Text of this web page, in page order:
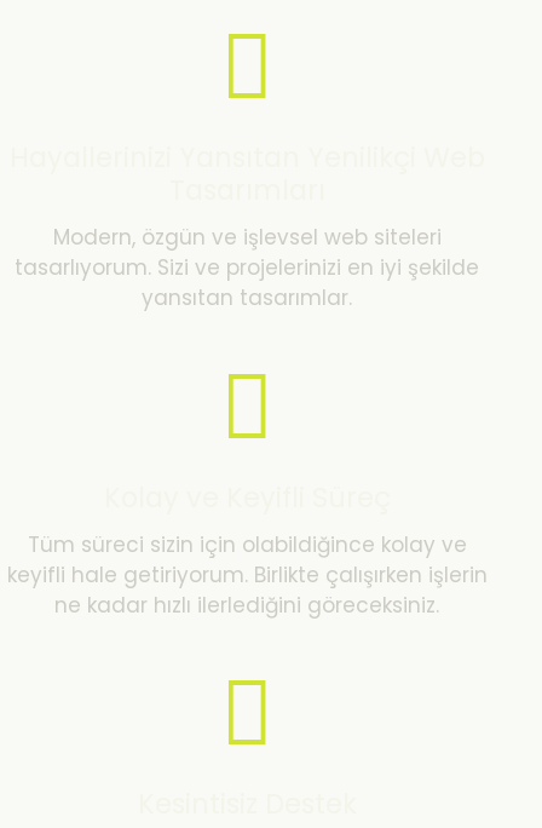
Modern, özgün ve işlevsel web siteleri
tasarlıyorum. Sizi ve projelerinizi en iyi şekilde
yansıtan tasarımlar.
Tüm süreci sizin için olabildiğince kolay ve
keyifli hale getiriyorum. Birlikte çalışırken işlerin
ne kadar hızlı ilerlediğini göreceksiniz.